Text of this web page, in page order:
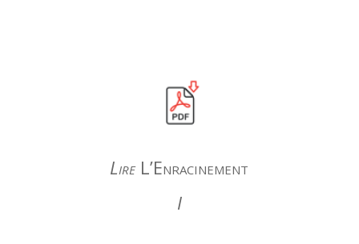
Lire L’Enracinement
I